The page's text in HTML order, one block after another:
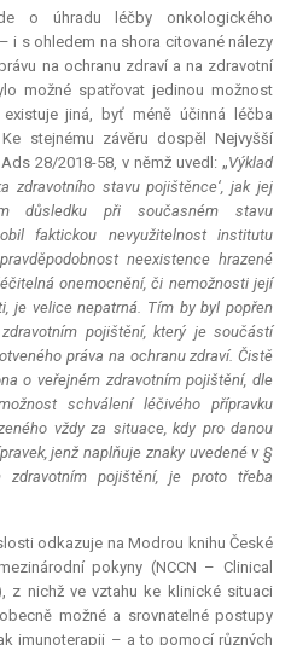
o úhradu léčby onkologického
i s ohledem na shora citované nálezy
na ochranu zdraví a na zdravotní
možné spatřovat jedinou možnost
jiná, byť méně účinná léčba
stejnému závěru dospěl Nejvyšší
28/2018-58, v němž uvedl: „Výklad
zdravotního stavu pojištěnce‘, jak jej
důsledku při současném stavu
faktickou nevyužitelnost institutu
neexistence hrazené
onemocnění, či nemožnosti její
je velice nepatrná. Tím by byl popřen
pojištění, který je součástí
práva na ochranu zdraví. Čistě
o veřejném zdravotním pojištění, dle
schválení léčivého přípravku
vždy za situace, kdy pro danou
jenž naplňuje znaky uvedené v §
pojištění, je proto třeba
odkazuje na Modrou knihu České
pokyny (NCCN – Clinical
z nichž ve vztahu ke klinické situaci
možné a srovnatelné postupy
imunoterapii – a to pomocí různých